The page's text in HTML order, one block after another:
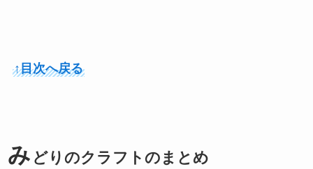
↑目次へ戻る
み どりのクラフトのまとめ